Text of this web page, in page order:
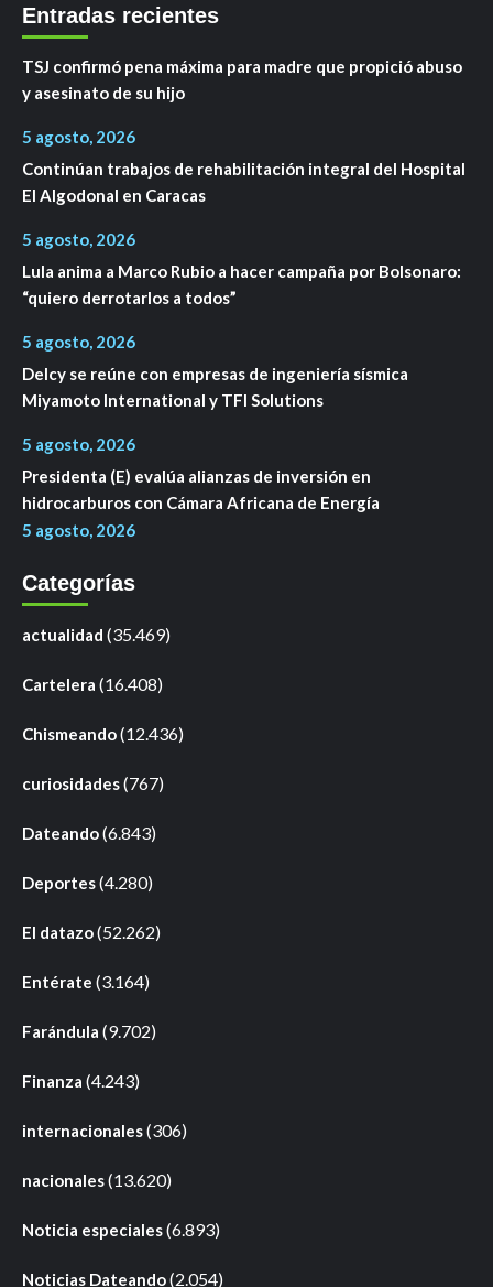
Entradas recientes
TSJ confirmó pena máxima para madre que propició abuso
y asesinato de su hijo
5 agosto, 2026
Continúan trabajos de rehabilitación integral del Hospital
El Algodonal en Caracas
5 agosto, 2026
Lula anima a Marco Rubio a hacer campaña por Bolsonaro:
“quiero derrotarlos a todos”
5 agosto, 2026
Delcy se reúne con empresas de ingeniería sísmica
Miyamoto International y TFI Solutions
5 agosto, 2026
Presidenta (E) evalúa alianzas de inversión en
hidrocarburos con Cámara Africana de Energía
5 agosto, 2026
Categorías
actualidad (35.469)
Cartelera (16.408)
Chismeando(12.436)
curiosidades(767)
Dateando(6.843)
Deportes(4.280)
El datazo(52.262)
Entérate (3.164)
Farándula (9.702)
Finanza (4.243)
internacionales(306)
nacionales(13.620)
Noticia especiales(6.893)
Noticias Dateando(2.054)